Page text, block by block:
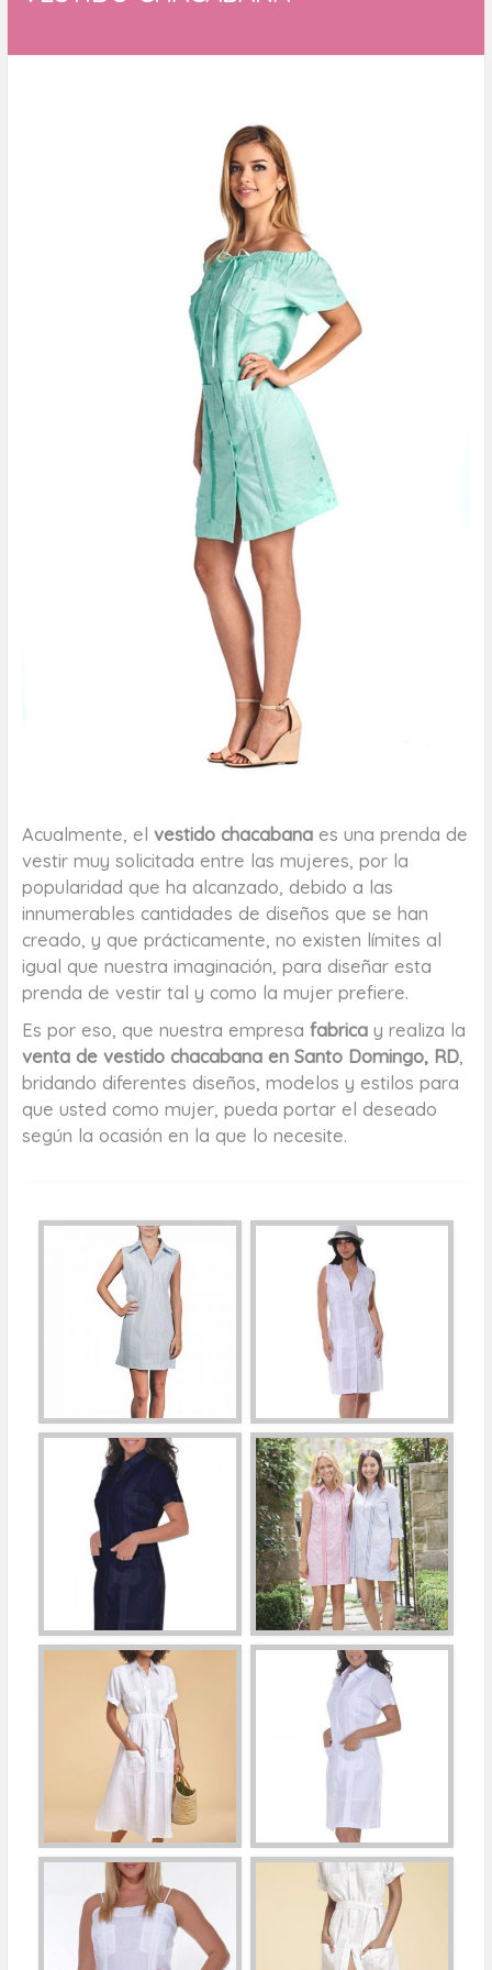
Acualmente, el vestido chacabanaes una prenda de
vestir muy solicitada entre las mujeres, por la
popularidad que ha alcanzado, debido a las
innumerables cantidades de diseños que se han
creado, y que prácticamente, no existen límites al
igual que nuestra imaginación, para diseñar esta
prenda de vestir tal y como la mujer prefiere.
Es por eso, que nuestra empresa fabrica y realiza la
venta de vestido chacabana en Santo Domingo, RD,
bridando diferentes diseños, modelos y estilos para
que usted como mujer, pueda portar el deseado
según la ocasión en la que lo necesite.